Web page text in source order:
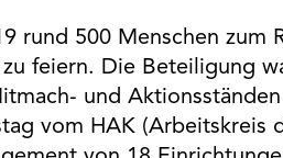
rund 500 Menschen zum
feiern. Die Beteiligung
und
vom HAK (Arbeitskreis